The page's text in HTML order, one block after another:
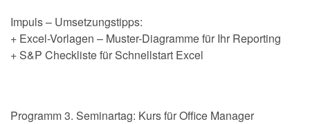
Impuls – Umsetzungstipps:
+ Excel-Vorlagen – Muster-Diagramme für Ihr Reporting
+ S&P Checkliste für Schnellstart Excel
Programm 3. Seminartag: Kurs für Office Manager